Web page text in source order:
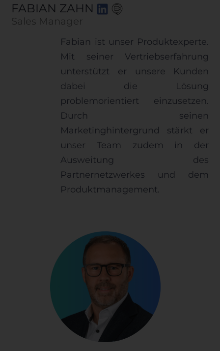
FABIAN ZAHN
Sales Manager
Fabian ist unser Produktexperte.
Mit seiner Vertriebserfahrung
unterstützt er unsere Kunden
dabei die Lösung
problemorientiert einzusetzen.
Durch seinen
Marketinghintergrund stärkt er
unser Team zudem in der
Ausweitung des
Partnernetzwerkes und dem
Produktmanagement.